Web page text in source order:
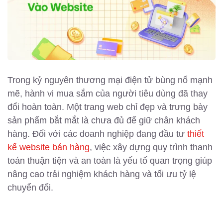
Trong kỷ nguyên thương mại điện tử bùng nổ mạnh
mẽ, hành vi mua sắm của người tiêu dùng đã thay
đổi hoàn toàn. Một trang web chỉ đẹp và trưng bày
sản phẩm bắt mắt là chưa đủ để giữ chân khách
hàng. Đối với các doanh nghiệp đang đầu tư thiết
kế website bán hàng, việc xây dựng quy trình thanh
toán thuận tiện và an toàn là yếu tố quan trọng giúp
nâng cao trải nghiệm khách hàng và tối ưu tỷ lệ
chuyển đổi.